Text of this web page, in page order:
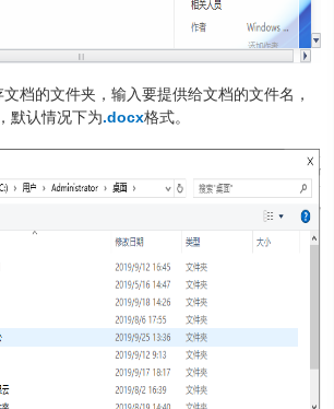
档的文件夹，输入要提供给文档的文件名，
默认情况下为.docx格式。